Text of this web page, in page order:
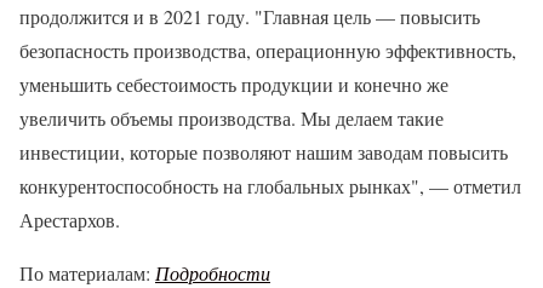
продолжится и в 2021 году. "Главная цель — повысить
безопасность производства, операционную эффективность,
уменьшить себестоимость продукции и конечно же
увеличить объемы производства. Мы делаем такие
инвестиции, которые позволяют нашим заводам повысить
конкурентоспособность на глобальных рынках", — отметил
Арестархов.
По материалам: Подробности